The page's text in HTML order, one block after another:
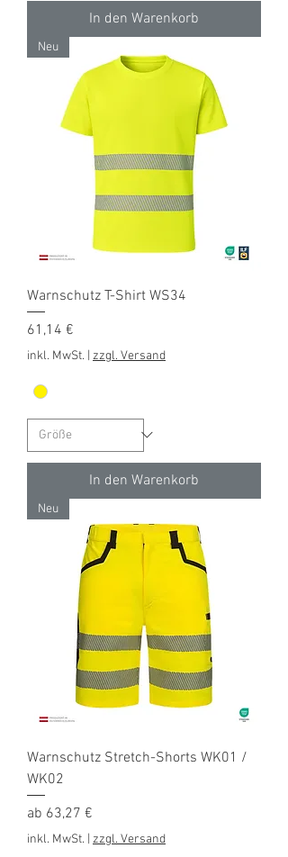
In den Warenkorb
Neu
Warnschutz T-Shirt WS34
Preis
61,14 €
inkl. MwSt. | zzgl. Versand
In den Warenkorb
Neu
Warnschutz Stretch-Shorts WK01 /
WK02
ab 63,27 €
Sale-Preis
inkl. MwSt. zzgl. Versand